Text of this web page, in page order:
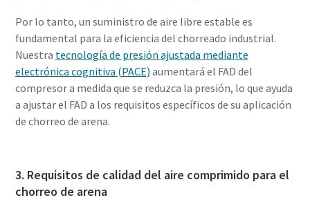
Por lo tanto, un suministro de aire libre estable es
fundamental para la eficiencia del chorreado industrial.
Nuestra tecnología de presión ajustada mediante
electrónica cognitiva (PACE) aumentará el FAD del
compresor a medida que se reduzca la presión, lo que ayuda
a ajustar el FAD a los requisitos específicos de su aplicación
de chorreo de arena.
3. Requisitos de calidad del aire comprimido para el
chorreo de arena